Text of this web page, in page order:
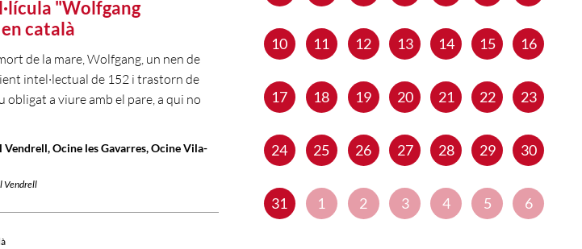
"Wolfgang
català
de la mare, Wolfgang, un nen de
intel·lectual de 152 i trastorn de
obligat a viure amb el pare, a qui no
Vendrell, Ocine les Gavarres, Ocine Vila-
Vendrell
10 11 12 13 14 15 16
17 18 19 20 21 22 23
24 25 26 27 28 29 30
31 1 2 3 4 5 6